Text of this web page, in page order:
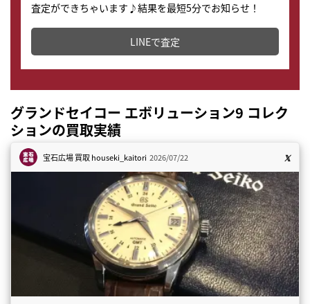
査定ができちゃいます♪結果を最短5分でお知らせ！
どこからでもすぐに査定金額を知ることが出来ます。
LINEで査定
グランドセイコー エボリューション9 コレク
ションの買取実績
宝石広場 買取houseki_kaitori 2026/07/22